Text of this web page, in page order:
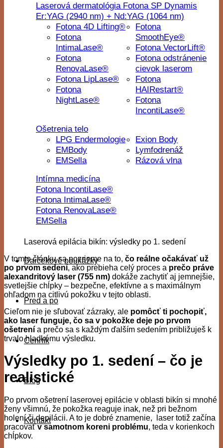
Laserová dermatológia Fotona SP Dynamis
Er:YAG (2940 nm) + Nd:YAG (1064 nm)
Fotona 4D Lifting®
Fotona
IntimaLase®
Fotona
RenovaLase®
Fotona LipLase®
Fotona
NightLase®
Fotona
SmoothEye®
Fotona VectorLift®
Fotona odstránenie
cievok laserom
Fotona
HAIRestart®
Fotona
IncontiLase®
Ošetrenia telo
LPG Endermologie
EMBody
EMSella
Exion Body
Lymfodrenáž
Rázová vlna
Intímna medicína
Fotona IncontiLase®
Fotona IntimaLase®
Fotona RenovaLase®
EMSella
Darčekové poukážky
Pred a po
Cenník
Blog
Kontakt
Laserová epilácia bikín: výsledky po 1. sedení
V tomto článku sa pozrieme na to, čo reálne očakávať už
po prvom sedení, ako prebieha celý proces a prečo práve
alexandritový laser (755 nm) dokáže zachytiť aj jemnejšie,
svetlejšie chĺpky – bezpečne, efektívne a s maximálnym
ohľadom na citlivú pokožku v tejto oblasti.
Cieľom nie je sľubovať zázraky, ale pomôcť ti pochopiť,
ako laser funguje, čo sa v pokožke deje po prvom
ošetrení a prečo sa s každým ďalším sedením približuješ k
trvalo hladkému výsledku.
Výsledky po 1. sedení – čo je
realistické
Po prvom ošetrení laserovej epilácie v oblasti bikín si mnohé
ženy všimnú, že pokožka reaguje inak, než pri bežnom
holení či depilácii. A to je dobré znamenie, laser totiž začína
pracovaťv samotnom koreni problému, teda v korienkoch
chĺpkov.